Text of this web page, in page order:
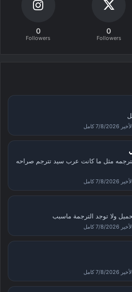
0
Followers
0
Followers
كامل
مثل ما كانت عرب سيد تترجم صراحه
كامل
ولا توجد الترجمة ماسبب
كامل
كامل